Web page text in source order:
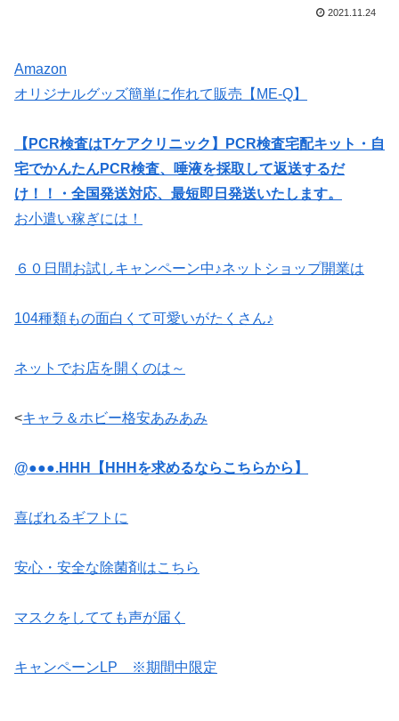
2021.11.24
Amazon
オリジナルグッズ簡単に作れて販売【ME-Q】
【PCR検査はTケアクリニック】PCR検査宅配キット・自
宅でかんたんPCR検査、唾液を採取して返送するだ
け！！・全国発送対応、最短即日発送いたします。
お小遣い稼ぎには！
６０日間お試しキャンペーン中♪ネットショップ開業は
104種類もの面白くて可愛いがたくさん♪
ネットでお店を開くのは～
<キャラ＆ホビー格安あみあみ
@●●●.HHH【HHHを求めるならこちらから】
喜ばれるギフトに
安心・安全な除菌剤はこちら
マスクをしてても声が届く
キャンペーンLP ※期間中限定